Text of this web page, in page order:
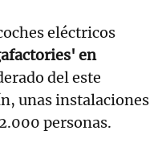
eléctricos
en
del este
unas instalaciones
personas.